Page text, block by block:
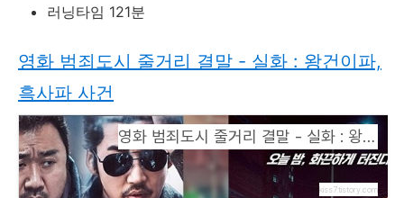
러닝타임 121분
영화 범죄도시 줄거리 결말 - 실화 : 왕건이파,
흑사파 사건
영화 범죄도시 줄거리 결말 - 실화 : 왕건이파, 흑사파 사건
kiss7.tistory.com